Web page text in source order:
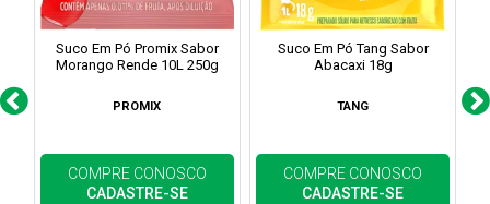
Suco Em Pó Promix Sabor
Morango Rende 10L 250g
PROMIX
COMPRE CONOSCO
CADASTRE-SE
Suco Em Pó Tang Sabor
Abacaxi 18g
TANG
COMPRE CONOSCO
CADASTRE-SE